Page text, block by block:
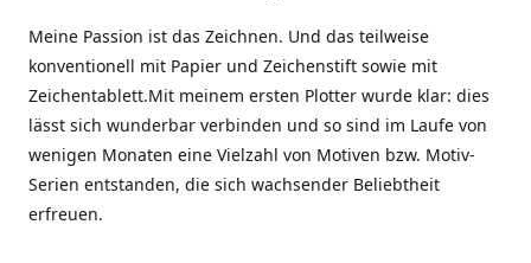
Meine Passion ist das Zeichnen. Und das teilweise
konventionell mit Papier und Zeichenstift sowie mit
Zeichentablett.Mit meinem ersten Plotter wurde klar: dies
lässt sich wunderbar verbinden und so sind im Laufe von
wenigen Monaten eine Vielzahl von Motiven bzw. Motiv-
Serien entstanden, die sich wachsender Beliebtheit
erfreuen.